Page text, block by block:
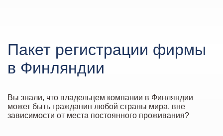
Пакет регистрации фирмы
в Финляндии
Вы знали, что владельцем компании в Финляндии
может быть гражданин любой страны мира, вне
зависимости от места постоянного проживания?